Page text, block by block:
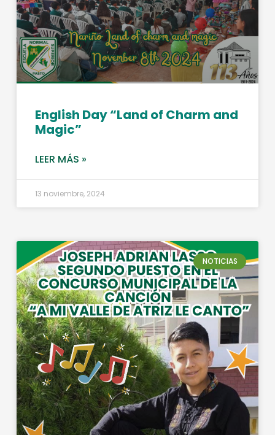
English Day “Land of Charm and
Magic”
LEER MÁS »
13 noviembre, 2024
NOTICIAS